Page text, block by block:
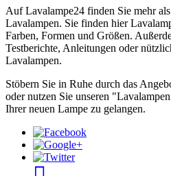
Auf Lavalampe24 finden Sie mehr
Lavalampen. Sie finden hier
Farben, Formen und Größen.
Testberichte, Anleitungen oder
Lavalampen.
Stöbern Sie in Ruhe durch das
oder nutzen Sie unseren
Ihrer neuen Lampe zu gelangen.